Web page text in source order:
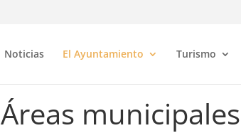
Noticias El Ayuntamiento Turismo
Áreas municipales